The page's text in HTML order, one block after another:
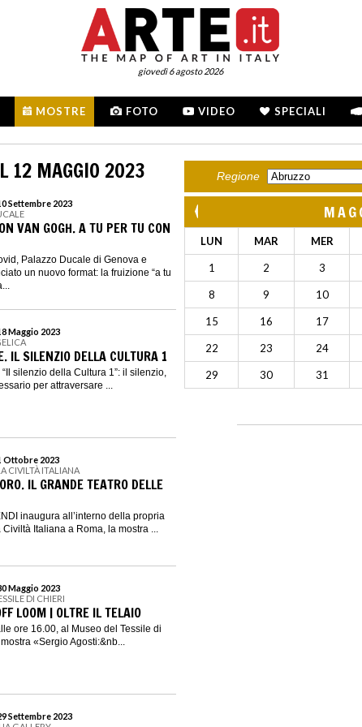
giovedì 6 agosto 2026
MOSTRE FOTO VIDEO SPECIALI
12 MAGGIO 2023
Settembre 2023
VAN GOGH. A TU PER TU CON
Palazzo Ducale di Genova e
un nuovo format: la fruizione “a tu
Maggio 2023
IL SILENZIO DELLA CULTURA 1
silenzio della Cultura 1”: il silenzio,
per attraversare ...
Ottobre 2023
CIVILTÀ ITALIANA
IL GRANDE TEATRO DELLE
inaugura all’interno della propria
Italiana a Roma, la mostra ...
Maggio 2023
DI CHIERI
LOOM | OLTRE IL TELAIO
ore 16.00, al Museo del Tessile di
«Sergio Agosti:&nb...
Settembre 2023
Regione
LUN MAR MER
1 2 3
8 9 10
15 16 17
22 23 24
29 30 31